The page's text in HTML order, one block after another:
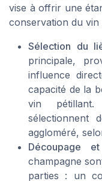
vise à offrir une
conservation du
Sélection du
principale,
influence
capacité de la
vin pétillant.
sélectionnent
aggloméré,
Découpage
champagne
parties : un